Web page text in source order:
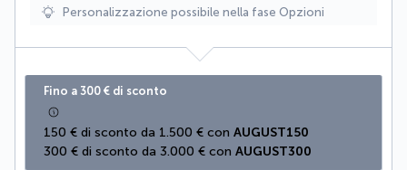
Personalizzazione possibile nella fase Opzioni
Fino a 300 € di sconto
150 € di sconto da 1.500 € con AUGUST150
300 € di sconto da 3.000 € con AUGUST300